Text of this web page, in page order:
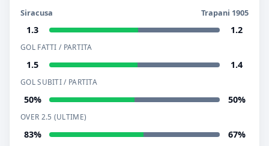
Siracusa Trapani 1905
1.3 1.2
GOL FATTI / PARTITA
1.5 1.4
GOL SUBITI / PARTITA
50% 50%
OVER 2.5 (ULTIME)
83% 67%